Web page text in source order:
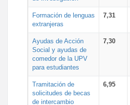
Formación de lenguas
extranjeras
7,31
Ayudas de Acción
Social y ayudas de
comedor de la UPV
para estudiantes
7,30
Tramitación de
solicitudes de becas
de intercambio
6,95